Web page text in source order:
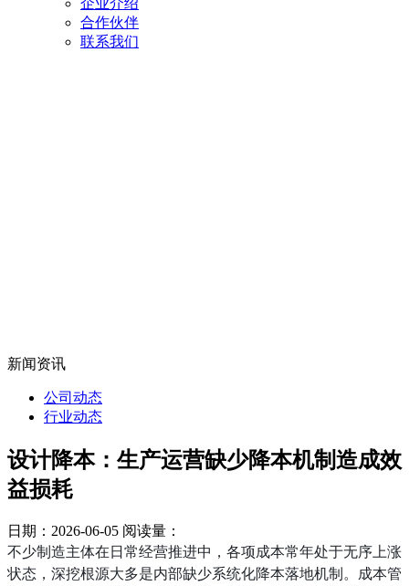
合作伙伴
联系我们
新闻资讯
公司动态
行业动态
设计降本：生产运营缺少降本机制造成效
益损耗
日期：2026-06-05 阅读量：
不少制造主体在日常经营推进中，各项成本常年处于无序上涨
状态，深挖根源大多是内部缺少系统化降本落地机制。成本管